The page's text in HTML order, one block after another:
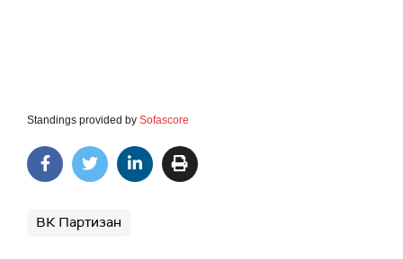
Standings provided by Sofascore
ВК Партизан